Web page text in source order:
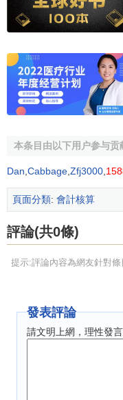
(二)清理到期貸款和
(四)清理待處理資金
二、盤點財產
物品、經營租賃方式租
三、核對賬務
(一)檢查會計科目的
(二)全面核對內外
四、核實損益
利息收入是業務收
本条目由以下用户参与贡
Dan Cabbage Zfj3000
頁面分類: 會計核算
評論(共0條)
提示:評論內容為網友針對條
發表評論
請文明上網，理性發